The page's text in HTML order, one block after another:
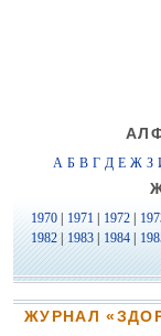
А Б В Г Д Е Ж З
1970 1971 1972
1982| 1983 1984
ЖУРНАЛ